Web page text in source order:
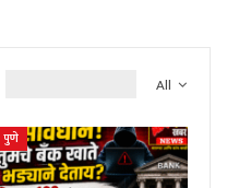
All
पुणे